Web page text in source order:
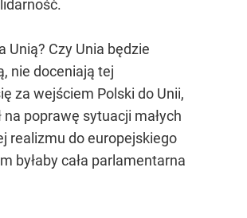
Unią? Czy Unia będzie
nie doceniają tej
za wejściem Polski do Unii,
poprawę sytuacji małych
realizmu do europejskiego
byłaby cała parlamentarna